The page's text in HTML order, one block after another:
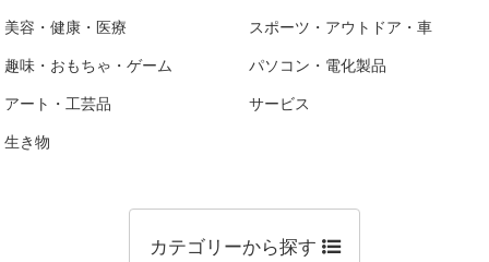
美容・健康・医療 スポーツ・アウトドア・車
趣味・おもちゃ・ゲーム パソコン・電化製品
アート・工芸品 サービス
生き物
カテゴリーから探す